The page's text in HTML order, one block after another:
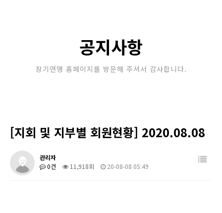
포토갤러리
공지사항
장기연맹 홈페이지를 방문해 주셔서 감사합니다.
[지회 및 지부별 회원현황] 2020.08.08
관리자
0건
11,918회 20-08-08 05:49